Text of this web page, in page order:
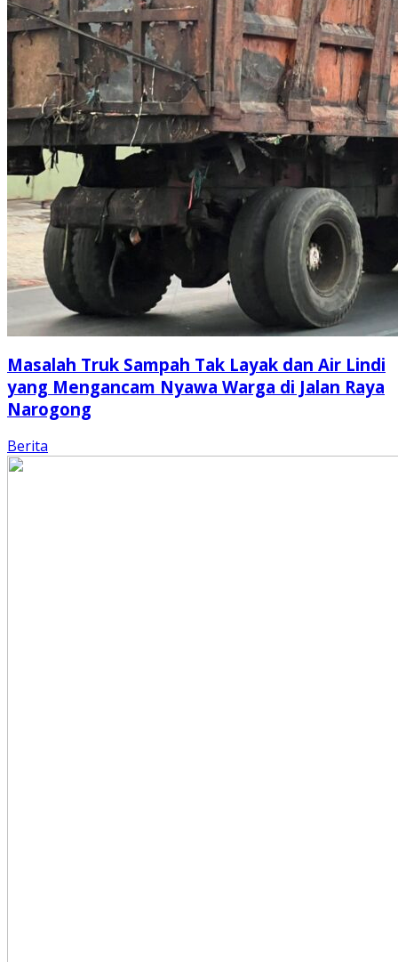
Masalah Truk Sampah Tak Layak dan Air Lindi
yang Mengancam Nyawa Warga di Jalan Raya
Narogong
Berita